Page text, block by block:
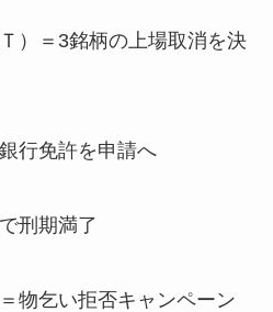
）＝3銘柄の上場取消を決
行免許を申請へ
刑期満了
物乞い拒否キャンペーン